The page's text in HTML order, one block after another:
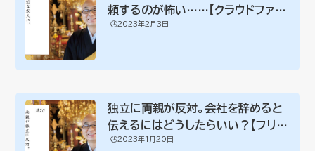
頼するのが怖い……【クラウドファン
ディング】
🕒️2023年2月3日
独立に両親が反対。会社を辞めると
伝えるにはどうしたらいい？【フリー
ランスと親...
🕒️2023年1月20日